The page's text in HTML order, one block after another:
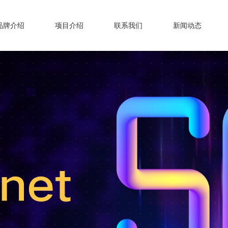
牌介绍 项目介绍 联系我们 新闻动态